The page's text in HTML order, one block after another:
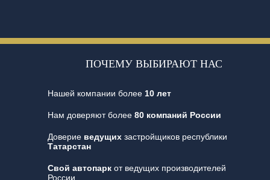
ПОЧЕМУ ВЫБИРАЮТ НАС
Нашей компании более 10 лет
Нам доверяют более 80 компаний России
Доверие ведущихзастройщиков республики
Татарстан
Свой автопаркот ведущих производителей
России.